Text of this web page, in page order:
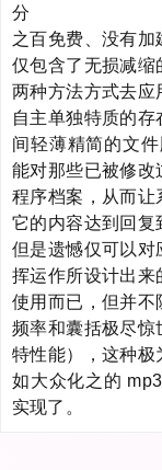
分
之百免费、没有
仅包含了无损减缩
两种方法方式去应
自主单独特质的
间轻薄精简的文
能对那些已被修改
程序档案，从而让
它的内容达到回复
但是遗憾仅可以对
挥运作所设计出来
使用而已，但并不
频率和囊括极尽惊
特性能），这种极
如大众化之的
实现了。